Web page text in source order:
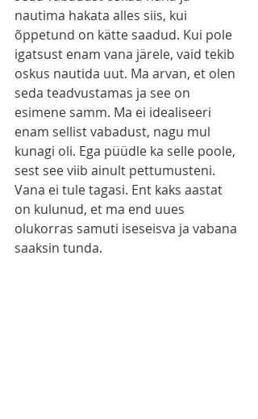
nautima hakata alles siis, kui
õppetund on kätte saadud. Kui pole
igatsust enam vana järele, vaid tekib
oskus nautida uut. Ma arvan, et olen
seda teadvustamas ja see on
esimene samm. Ma ei idealiseeri
enam sellist vabadust, nagu mul
kunagi oli. Ega püüdle ka selle poole,
sest see viib ainult pettumusteni.
Vana ei tule tagasi. Ent kaks aastat
on kulunud, et ma end uues
olukorras samuti iseseisva ja vabana
saaksin tunda.